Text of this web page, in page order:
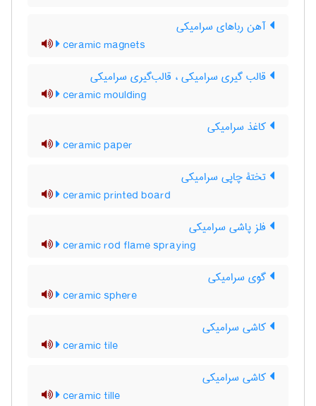
آهن رباهای سرامیکی
ceramic magnets
قالب گیری سرامیکی ، قالب‌گیری سرامیکی
ceramic moulding
کاغذ سرامیکی
ceramic paper
تختۀ چاپی سرامیکی
ceramic printed board
فلز پاشی سرامیکی
ceramic rod flame spraying
گوی سرامیکی
ceramic sphere
کاشی سرامیکی
ceramic tile
کاشی سرامیکی
ceramic tille